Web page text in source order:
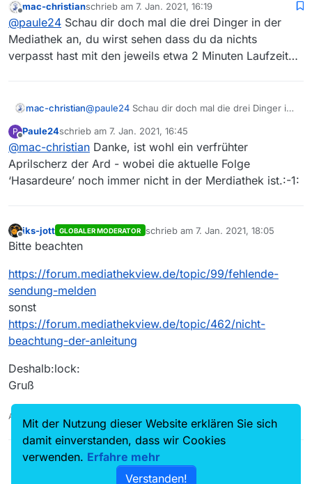
der Serie Wapo Bodensee gelistet:
#Rettungswagen
#Tresor
#Juwelen
Mit der neuesten Version von Mediathekview werden
Allerdings auch ohne das Raute-Symbol werdn sie
nicht gefunden.
Offline
mac-christianschrieb am 7. Jan. 2021, 16:19
zuletzt editiert von
@paule24 Schau dir doch mal die drei Dinger in der
Mediathek an, du wirst sehen dass du da nichts
verpasst hast mit den jeweils etwa 2 Minuten Laufzeit…
mac-christian@paule24 Schau dir doch mal die drei Dinger in
nichts verpasst hast mit den jeweils etwa 2
Minuten Laufzeit…
P Paule24schrieb am 7. Jan. 2021, 16:45
zuletzt editiert von
@mac-christian Danke, ist wohl ein verfrühter
Aprilscherz der Ard - wobei die aktuelle Folge
‘Hasardeure’ noch immer nicht in der Merdiathek ist.:-1:
Offline
iks-jott GLOBALER MODERATOR schrieb am 7. Jan. 2021, 18:05
zuletzt editiert von
Bitte beachten
https://forum.mediathekview.de/topic/99/fehlende-
sendung-melden
sonst
https://forum.mediathekview.de/topic/462/nicht-
beachtung-der-anleitung
Deshalb:lock:
Gruß
Auch ein Maulwurfn findet mal ein Huhn!
Mit der Nutzung dieser Website erklären Sie sich
damit einverstanden, dass wir Cookies
verwenden. Erfahre mehr
Verstanden!